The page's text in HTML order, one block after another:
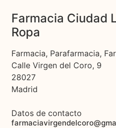
Farmacia Ciudad
Ropa
Farmacia, Parafarmacia,
Calle Virgen del Coro, 9
28027
Madrid
Datos de contacto